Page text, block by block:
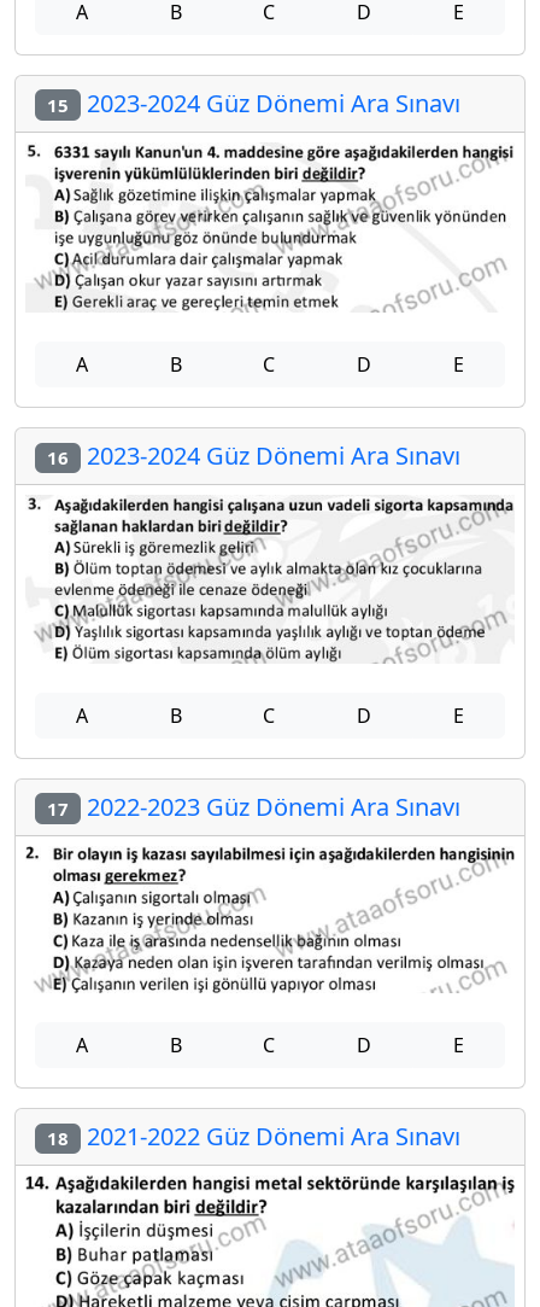
A B C D E
15 2023-2024 Güz Dönemi Ara Sınavı
A B C D E
16 2023-2024 Güz Dönemi Ara Sınavı
A B C D E
17 2022-2023 Güz Dönemi Ara Sınavı
A B C D E
18 2021-2022 Güz Dönemi Ara Sınavı